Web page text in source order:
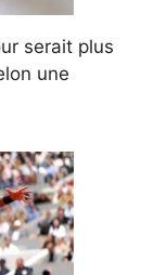
serait plus
une